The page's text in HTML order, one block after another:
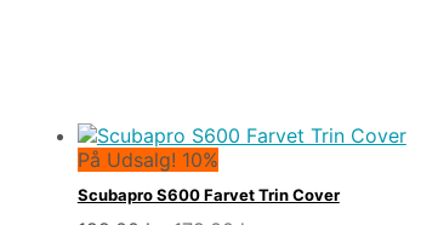
På Udsalg! 10%
Scubapro S600 Farvet Trin Cover